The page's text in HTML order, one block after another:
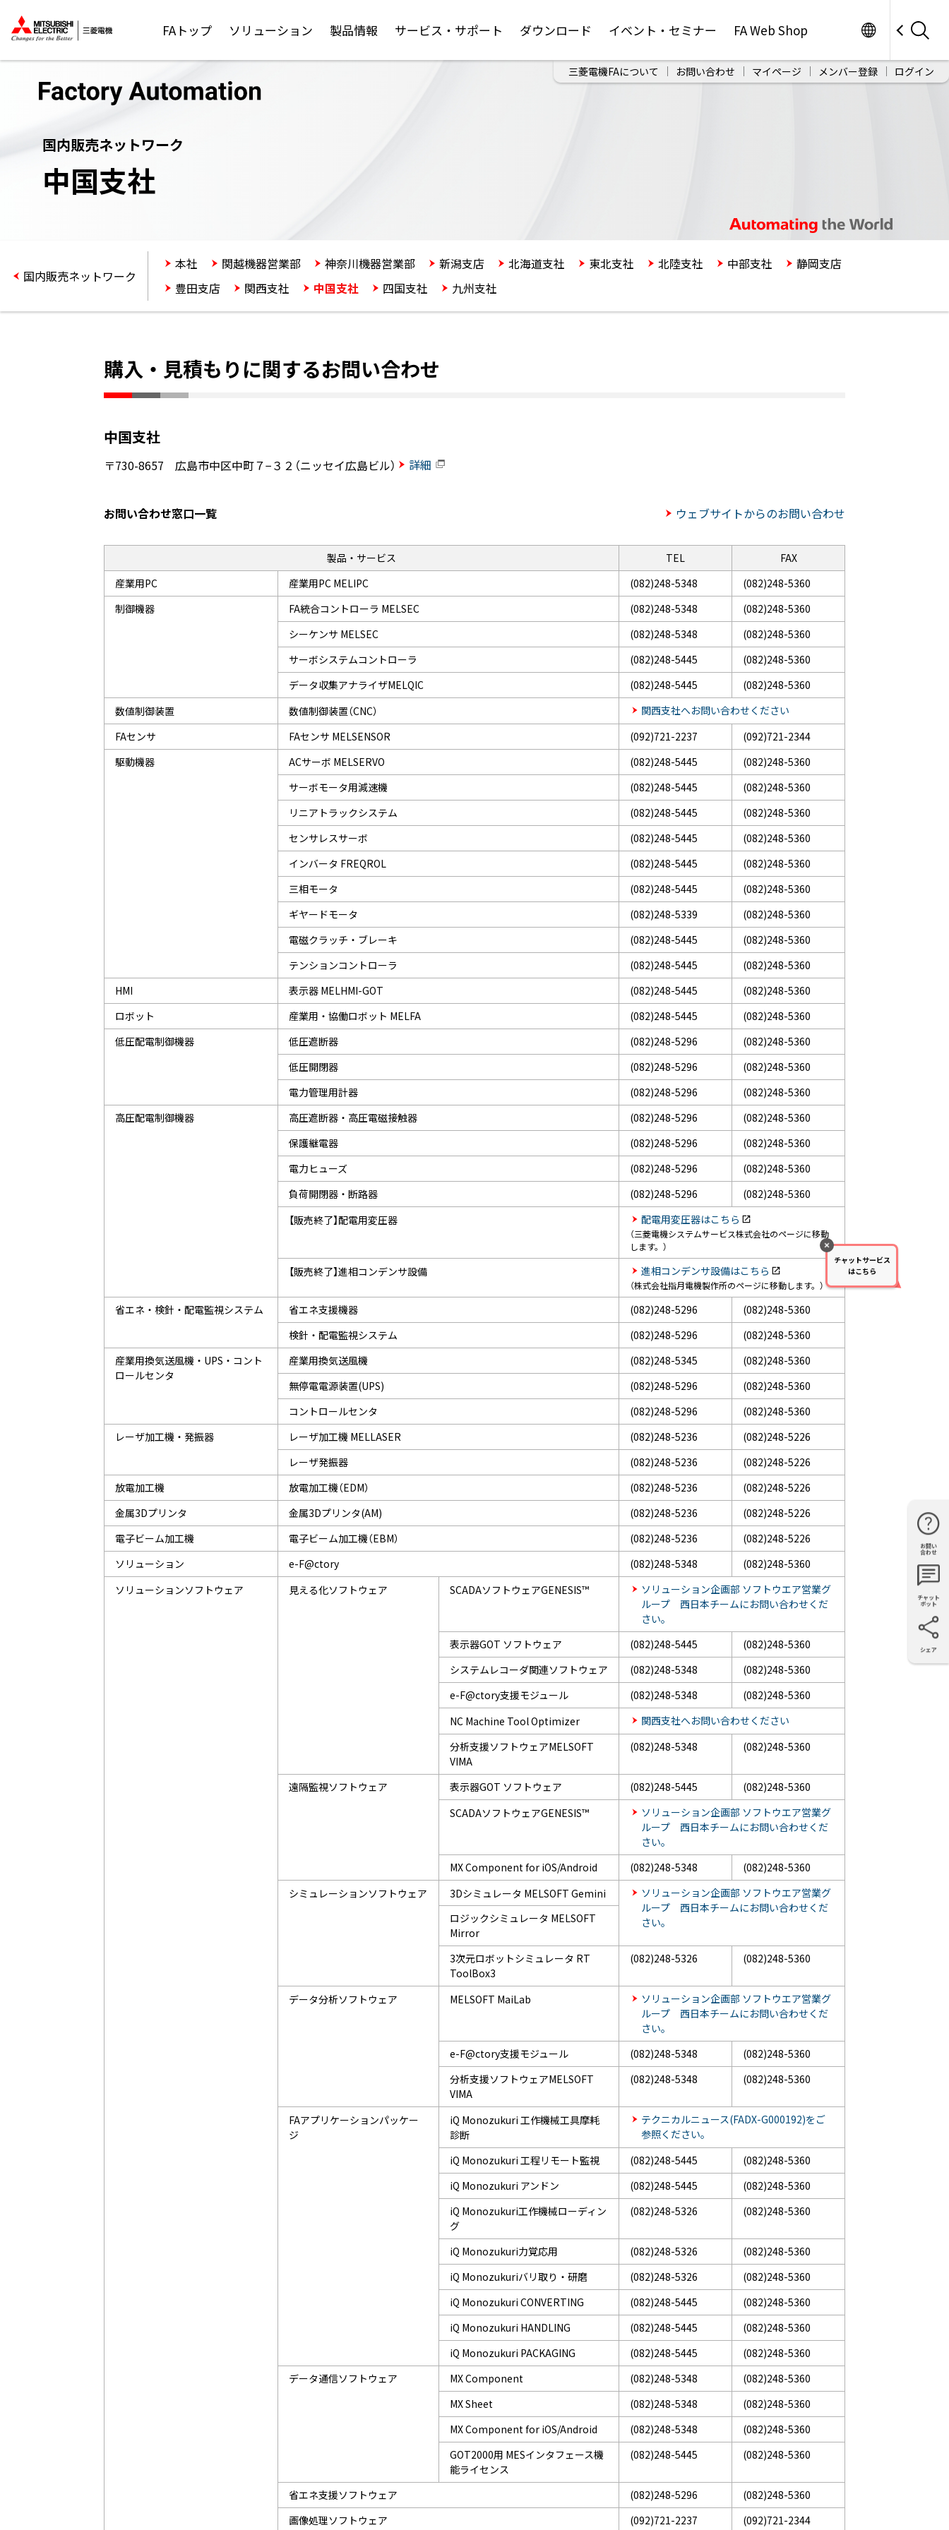
FAトップ ソリューション 製品情報 サービス・サポート ダウンロード イベント・セミナー FA Web Shop
三菱電機FAについて お問い合わせ マイページ メンバー登録 ログイン
国内販売ネットワーク
中国支社
お問い
合わせ
購入・見
仕様・機
FAQ
チャット
ボット
シェア
国内販売ネットワーク
本社 関越機器営業部 神奈川機器営業部 新潟支店 北海道支社 東北支社 北陸支社 中部支社
静岡支店
豊田支店
関西支社 中国支社 四国支社 九州支社
購入・見積もりに関するお問い合わせ
中国支社
〒730-8657 広島市中区中町７−３２（ニッセイ広島ビル） 詳細
お問い合わせ窓口一覧 ウェブサイトからのお問い合わせ
製品・サービス TEL
FAX
産業用PC
産業用PC MELIPC (082)248-5348
(082)248-5360
制御機器
FA統合コントローラ MELSEC (082)248-5348
(082)248-5360
シーケンサ MELSEC
(082)248-5348
(082)248-5360
サーボシステムコントローラ
(082)248-5445
(082)248-5360
データ収集アナライザMELQIC
(082)248-5445
(082)248-5360
数値制御装置
数値制御装置（CNC）
関西支社へお問い合わせください
FAセンサ
FAセンサ MELSENSOR (092)721-2237
(092)721-2344
駆動機器
ACサーボ MELSERVO (082)248-5445
(082)248-5360
サーボモータ用減速機
(082)248-5445
(082)248-5360
リニアトラックシステム
(082)248-5445
(082)248-5360
センサレスサーボ
(082)248-5445
(082)248-5360
インバータ FREQROL
(082)248-5445
(082)248-5360
三相モータ
(082)248-5445
(082)248-5360
ギヤードモータ
(082)248-5339
(082)248-5360
電磁クラッチ・ブレーキ
(082)248-5445
(082)248-5360
テンションコントローラ
(082)248-5445
(082)248-5360
HMI
表示器 MELHMI-GOT (082)248-5445
(082)248-5360
ロボット
産業用・協働ロボット MELFA (082)248-5445
(082)248-5360
低圧配電制御機器
低圧遮断器 (082)248-5296
(082)248-5360
低圧開閉器
(082)248-5296
(082)248-5360
電力管理用計器
(082)248-5296
(082)248-5360
高圧配電制御機器
高圧遮断器・高圧電磁接触器 (082)248-5296
(082)248-5360
保護継電器
(082)248-5296
(082)248-5360
電力ヒューズ
(082)248-5296
(082)248-5360
負荷開閉器・断路器
(082)248-5296
(082)248-5360
【販売終了】配電用変圧器
配電用変圧器はこちら
（三菱電機システムサービス株式会社のページに移動
します。）
【販売終了】進相コンデンサ設備 進相コンデンサ設備はこちら
（株式会社指月電機製作所のページに移動します。）
省エネ・検針・配電監視システム 省エネ支援機器 (082)248-5296
(082)248-5360
検針・配電監視システム
(082)248-5296
(082)248-5360
産業用換気送風機・UPS・コント
ロールセンタ
産業用換気送風機 (082)248-5345
(082)248-5360
無停電電源装置(UPS)
(082)248-5296
(082)248-5360
コントロールセンタ
(082)248-5296
(082)248-5360
レーザ加工機・発振器
レーザ加工機 MELLASER (082)248-5236
(082)248-5226
レーザ発振器
(082)248-5236
(082)248-5226
放電加工機
放電加工機（EDM） (082)248-5236
(082)248-5226
金属3Dプリンタ
金属3Dプリンタ(AM) (082)248-5236
(082)248-5226
電子ビーム加工機
電子ビーム加工機（EBM） (082)248-5236
(082)248-5226
ソリューション
e-F@ctory (082)248-5348
(082)248-5360
ソリューションソフトウェア
見える化ソフトウェア SCADAソフトウェアGENESIS™
ソリューション企画部 ソフトウエア営業グ
ループ 西日本チームにお問い合わせくだ
さい。
表示器GOT ソフトウェア
(082)248-5445
(082)248-5360
システムレコーダ関連ソフトウェア
(082)248-5348
(082)248-5360
e-F@ctory支援モジュール
(082)248-5348
(082)248-5360
NC Machine Tool Optimizer
関西支社へお問い合わせください
分析支援ソフトウェアMELSOFT
VIMA
(082)248-5348 (082)248-5360
遠隔監視ソフトウェア 表示器GOT ソフトウェア (082)248-5445
(082)248-5360
SCADAソフトウェアGENESIS™
ソリューション企画部 ソフトウエア営業グ
ループ 西日本チームにお問い合わせくだ
さい。
MX Component for iOS/Android
(082)248-5348
(082)248-5360
シミュレーションソフトウェア
3Dシミュレータ MELSOFT Gemini
ソリューション企画部 ソフトウエア営業グ
ループ 西日本チームにお問い合わせくだ
さい。
ロジックシミュレータ MELSOFT
Mirror
3次元ロボットシミュレータ RT
ToolBox3
(082)248-5326 (082)248-5360
データ分析ソフトウェア MELSOFT MaiLab
ソリューション企画部 ソフトウエア営業グ
ループ 西日本チームにお問い合わせくだ
さい。
e-F@ctory支援モジュール
(082)248-5348
(082)248-5360
分析支援ソフトウェアMELSOFT
VIMA
(082)248-5348 (082)248-5360
FAアプリケーションパッケー
ジ
iQ Monozukuri 工作機械工具摩耗
診断
テクニカルニュース(FADX-G000192)をご
参照ください。
iQ Monozukuri 工程リモート監視
(082)248-5445
(082)248-5360
iQ Monozukuri アンドン
(082)248-5445
(082)248-5360
iQ Monozukuri工作機械ローディン
グ
(082)248-5326 (082)248-5360
iQ Monozukuri力覚応用 (082)248-5326
(082)248-5360
iQ Monozukuriバリ取り・研磨
(082)248-5326
(082)248-5360
iQ Monozukuri CONVERTING
(082)248-5445
(082)248-5360
iQ Monozukuri HANDLING
(082)248-5445
(082)248-5360
iQ Monozukuri PACKAGING
(082)248-5445
(082)248-5360
データ通信ソフトウェア
MX Component (082)248-5348
(082)248-5360
MX Sheet
(082)248-5348
(082)248-5360
MX Component for iOS/Android
(082)248-5348
(082)248-5360
GOT2000用 MESインタフェース機
能ライセンス
(082)248-5445 (082)248-5360
省エネ支援ソフトウェア (082)248-5296
(082)248-5360
画像処理ソフトウェア
(092)721-2237 (092)721-2344
チャットサービス
はこちら